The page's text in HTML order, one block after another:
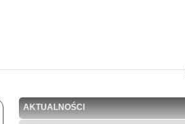
AKTUALNOŚCI